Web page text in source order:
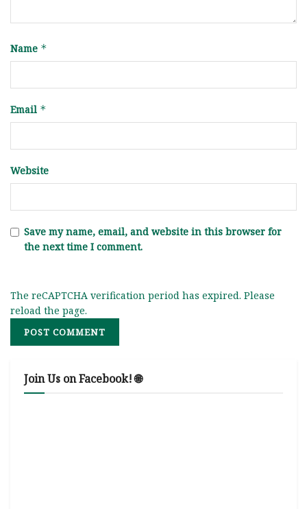
Name *
Email *
Website
Save my name, email, and website in this browser for
the next time I comment.
The reCAPTCHA verification period has expired. Please
reload the page.
Join Us on Facebook! 🌐